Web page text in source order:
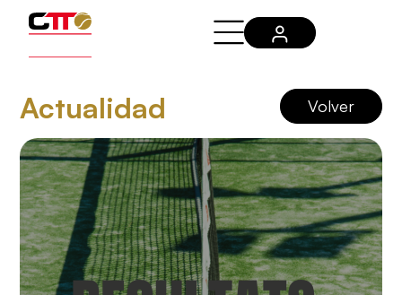
Actualidad Volver